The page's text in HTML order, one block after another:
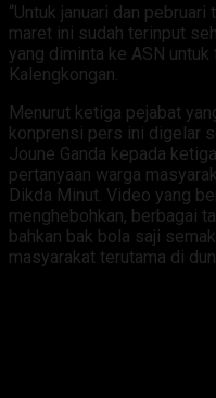
“Untuk januari dan
maret ini sudah terinput
yang diminta ke ASN
Kalengkongan.
Menurut ketiga pejabat
konprensi pers ini digelar
Joune Ganda kepada
pertanyaan warga
Dikda Minut. Video yang
menghebohkan, berbagai
bahkan bak bola saji
masyarakat terutama di